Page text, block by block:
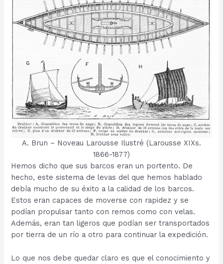
A. Brun – Noveau Larousse Ilustré (Larousse XIXs.
1866-1877)
Hemos dicho que sus barcos eran un portento. De
hecho, este sistema de levas del que hemos hablado
debía mucho de su éxito a la calidad de los barcos.
Estos eran capaces de moverse con rapidez y se
podían propulsar tanto con remos como con velas.
Además, eran tan ligeros que podían ser transportados
por tierra de un río a otro para continuar la expedición.
Lo que nos debe quedar claro es que el conocimiento y